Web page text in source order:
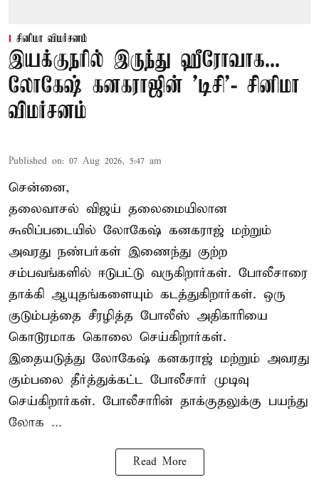
சினிமா விமர்சனம்
இயக்குநரில் இருந்து ஹீரோவாக...
லோகேஷ் கனகராஜின் 'டிசி'- சினிமா
விமர்சனம்
Published on: 07 Aug 2026, 5:47 am
சென்னை,
தலைவாசல் விஜய் தலைமையிலான
கூலிப்படையில் லோகேஷ் கனகராஜ் மற்றும்
அவரது நண்பர்கள் இணைந்து குற்ற
சம்பவங்களில் ஈடுபட்டு வருகிறார்கள். போலீசாரை
தாக்கி ஆயுதங்களையும் கடத்துகிறார்கள். ஒரு
குடும்பத்தை சீரழித்த போலீஸ் அதிகாரியை
கொடூரமாக கொலை செய்கிறார்கள்.
இதையடுத்து லோகேஷ் கனகராஜ் மற்றும் அவரது
கும்பலை தீர்த்துக்கட்ட போலீசார் முடிவு
செய்கிறார்கள். போலீசாரின் தாக்குதலுக்கு பயந்து
லோக ...
Read More